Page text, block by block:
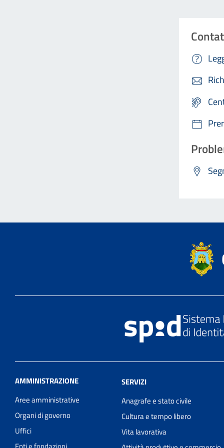
AMMINISTRAZIONE
Aree amministrative
Organi di governo
Uffici
SERVIZI
Anagrafe e stato civile
Cultura e tempo libero
Vita lavorativa